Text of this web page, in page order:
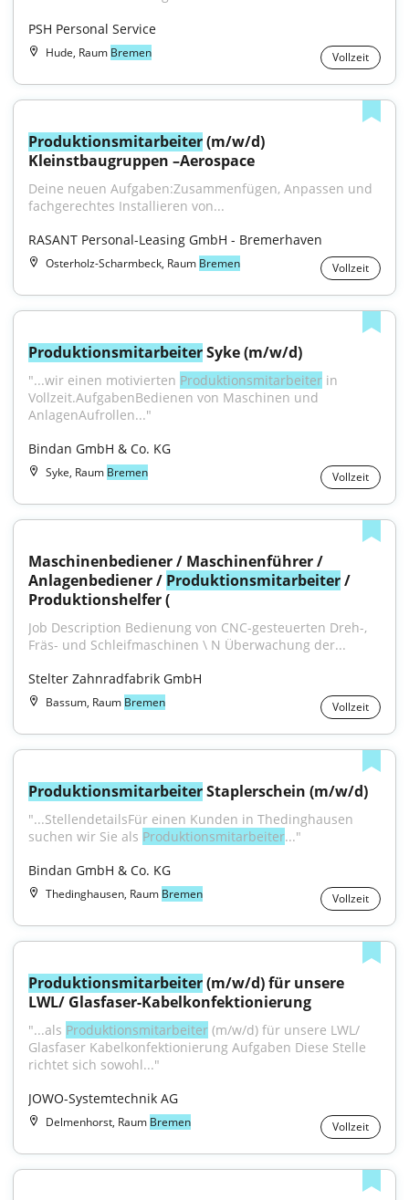
PSH Personal Service
Hude, Raum Bremen Vollzeit
Produktionsmitarbeiter (m/w/d)
Kleinstbaugruppen –Aerospace
Deine neuen Aufgaben:Zusammenfügen, Anpassen und
fachgerechtes Installieren von...
RASANT Personal-Leasing GmbH - Bremerhaven
Osterholz-Scharmbeck, Raum Bremen Vollzeit
Produktionsmitarbeiter Syke (m/w/d)
"...wir einen motivierten Produktionsmitarbeiter in
Vollzeit.AufgabenBedienen von Maschinen und
AnlagenAufrollen..."
Bindan GmbH & Co. KG
Syke, Raum Bremen Vollzeit
Maschinenbediener / Maschinenführer /
Anlagenbediener / Produktionsmitarbeiter /
Produktionshelfer (
Job Description Bedienung von CNC-gesteuerten Dreh-,
Fräs- und Schleifmaschinen \ N Überwachung der...
Stelter Zahnradfabrik GmbH
Bassum, Raum Bremen Vollzeit
Produktionsmitarbeiter Staplerschein (m/w/d)
"...StellendetailsFür einen Kunden in Thedinghausen
suchen wir Sie als Produktionsmitarbeiter..."
Bindan GmbH & Co. KG
Thedinghausen, Raum Bremen Vollzeit
Produktionsmitarbeiter (m/w/d) für unsere
LWL/ Glasfaser-Kabelkonfektionierung
"...als Produktionsmitarbeiter (m/w/d) für unsere LWL/
Glasfaser Kabelkonfektionierung Aufgaben Diese Stelle
richtet sich sowohl..."
JOWO-Systemtechnik AG
Delmenhorst, Raum Bremen Vollzeit